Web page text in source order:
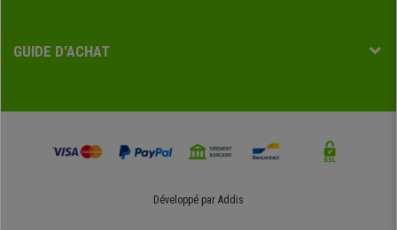
GUIDE D'ACHAT
Développé par Addis